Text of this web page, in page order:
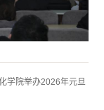
学院举办2026年元旦